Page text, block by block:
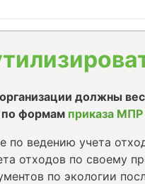
должны
по формам приказа
по ведению учета
отходов по своему
по экологии